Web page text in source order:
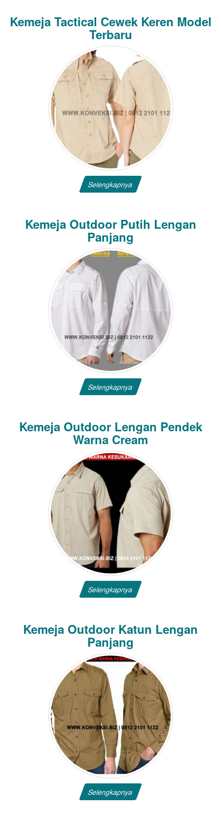
Kemeja Tactical Cewek Keren Model
Terbaru
Selengkapnya
Kemeja Outdoor Putih Lengan
Panjang
Selengkapnya
Kemeja Outdoor Lengan Pendek
Warna Cream
Selengkapnya
Kemeja Outdoor Katun Lengan
Panjang
Selengkapnya